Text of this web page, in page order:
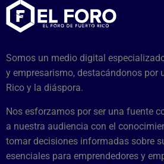
Somos un medio digital
y empresarismo, destacándonos por
Rico y la diáspora.
Nos esforzamos por ser una fuente
a nuestra audiencia con el
tomar decisiones informadas sobre
esenciales para emprendedores y